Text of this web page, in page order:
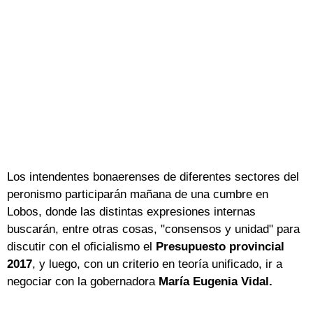
Los intendentes bonaerenses de diferentes sectores del
peronismo participarán mañana de una cumbre en
Lobos, donde las distintas expresiones internas
buscarán, entre otras cosas, "consensos y unidad" para
discutir con el oficialismo el Presupuesto provincial
2017, y luego, con un criterio en teoría unificado, ir a
negociar con la gobernadoraMaría Eugenia Vidal.